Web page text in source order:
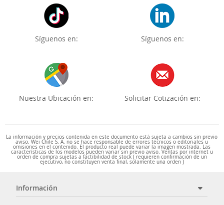
Síguenos en: Síguenos en:
Nuestra Ubicación en: Solicitar Cotización en:
La información y precios contenida en este documento está sujeta a cambios sin previo
aviso. Wei Chile S. A. no se hace responsable de errores técnicos o editoriales u
omisiones en el contenido. El producto real puede variar la imagen mostrada. Las
características de los modelos pueden variar sin previo aviso. Ventas por internet u
orden de compra sujetas a factibilidad de stock ( requieren confirmación de un
ejecutivo, no constituyen venta final, solamente una orden )
Información